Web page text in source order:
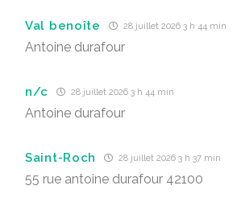
Val benoîte 28 juillet 2026 3 h 44 min
Antoine durafour
n/c 28 juillet 2026 3 h 44 min
Antoine durafour
Saint-Roch 28 juillet 2026 3 h 37 min
55 rue antoine durafour 42100